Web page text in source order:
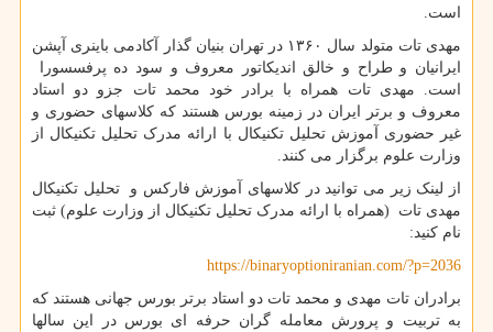
است.
مهدی تات متولد سال ۱۳۶۰ در تهران بنیان گذار آکادمی باینری آپشن
ایرانیان و طراح و خالق اندیکاتور معروف و سود ده پرفسسورا
است. مهدی تات همراه با برادر خود محمد تات جزو دو استاد
معروف و برتر ایران در زمینه بورس هستند که کلاسهای حضوری و
غیر حضوری آموزش تحلیل تکنیکال با ارائه مدرک تحلیل تکنیکال از
وزارت علوم برگزار می کنند.
از لینک زیر می توانید در کلاسهای آموزش فارکس و تحلیل تکنیکال
مهدی تات (همراه با ارائه مدرک تحلیل تکنیکال از وزارت علوم) ثبت
نام کنید:
https://binaryoptioniranian.com/?p=2036
برادران تات مهدی و محمد تات دو استاد برتر بورس جهانی هستند که
به تربیت و پرورش معامله گران حرفه ای بورس در این سالها